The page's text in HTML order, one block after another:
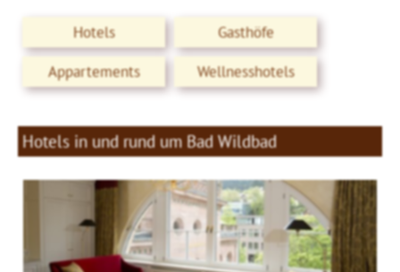
Hotels
Gasthöfe
Appartements
Wellnesshotels
Hotels in und rund um Bad Wildbad